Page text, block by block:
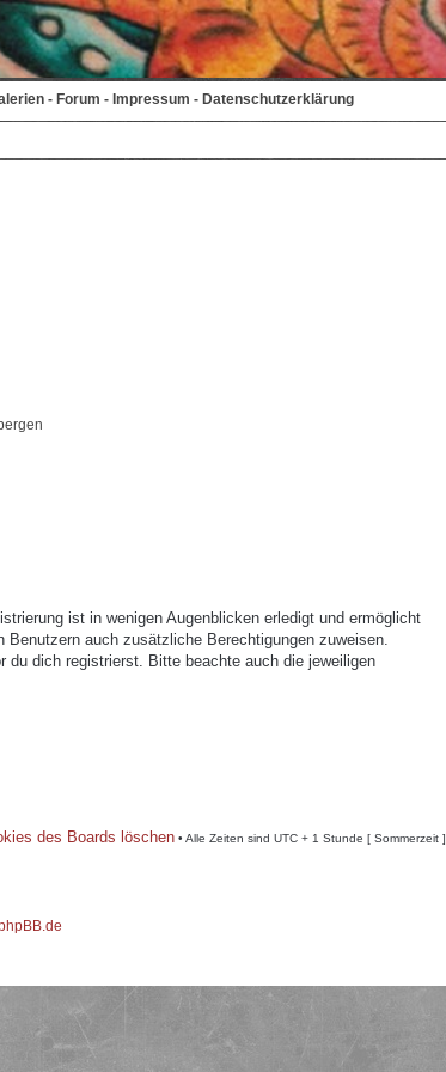
- Forum - Impressum - Datenschutzerklärung
ist in wenigen Augenblicken erledigt und ermöglicht
auch zusätzliche Berechtigungen zuweisen.
du dich registrierst. Bitte beachte auch die jeweiligen
des Boards löschen • Alle Zeiten sind UTC + 1 Stunde [ Sommerzeit ]